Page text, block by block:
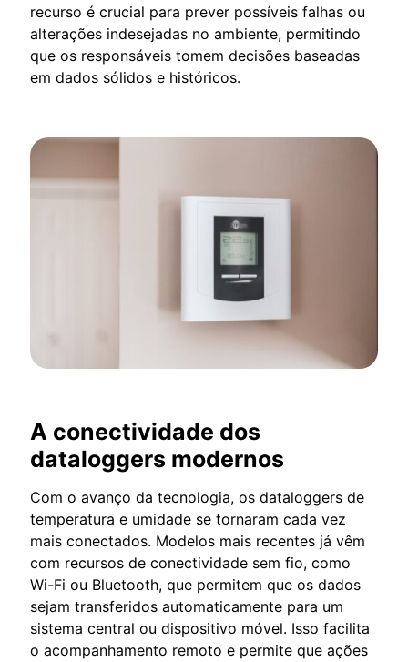
recurso é crucial para prever possíveis falhas ou
alterações indesejadas no ambiente, permitindo
que os responsáveis tomem decisões baseadas
em dados sólidos e históricos.
A conectividade dos
dataloggers modernos
Com o avanço da tecnologia, os dataloggers de
temperatura e umidade se tornaram cada vez
mais conectados. Modelos mais recentes já vêm
com recursos de conectividade sem fio, como
Wi-Fi ou Bluetooth, que permitem que os dados
sejam transferidos automaticamente para um
sistema central ou dispositivo móvel. Isso facilita
o acompanhamento remoto e permite que ações